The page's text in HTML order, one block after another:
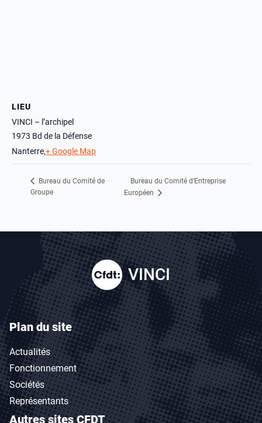
LIEU
VINCI – l’archipel
1973 Bd de la Défense
Nanterre,+ Google Map
Bureau du Comité de
Groupe
Bureau du Comité d’Entreprise
Européen
VINCI
Plan du site
Actualités
Fonctionnement
Sociétés
Représentants
Autres sites CFDT